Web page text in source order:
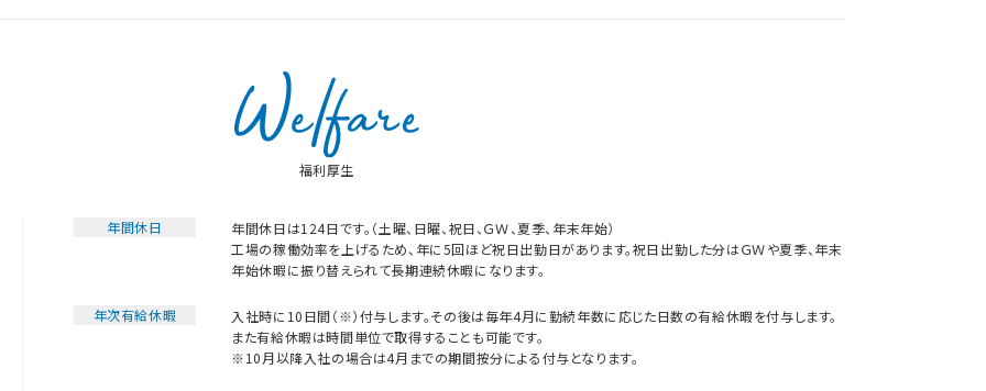
福利厚生
年間休日
年間休日は124日です。（土曜、日曜、祝日、ＧＷ、夏季、年末年始）
工場の稼働効率を上げるため、年に5回ほど祝日出勤日があります。祝日出勤した分はＧＷや夏季、年末
年始休暇に振り替えられて長期連続休暇になります。
年次有給休暇
入社時に10日間（※）付与します。その後は毎年4月に勤続年数に応じた日数の有給休暇を付与します。
また有給休暇は時間単位で取得することも可能です。
※10月以降入社の場合は4月までの期間按分による付与となります。